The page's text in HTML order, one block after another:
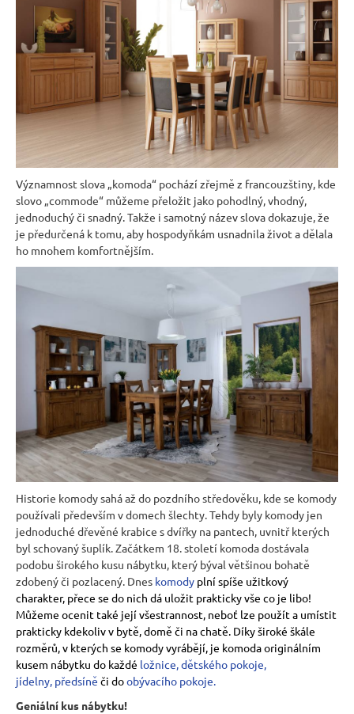
Významnost slova „komoda“ pochází zřejmě z francouzštiny, kde
slovo „commode“ můžeme přeložit jako pohodlný, vhodný,
jednoduchý či snadný. Takže i samotný název slova dokazuje, že
je předurčená k tomu, aby hospodyňkám usnadnila život a dělala
ho mnohem komfortnějším.
Historie komody sahá až do pozdního středověku, kde se komody
používali především v domech šlechty. Tehdy byly komody jen
jednoduché dřevěné krabice s dvířky na pantech, uvnitř kterých
byl schovaný šuplík. Začátkem 18. století komoda dostávala
podobu širokého kusu nábytku, který býval většinou bohatě
zdobený či pozlacený. Dnes komody plní spíše užitkový
charakter, přece se do nich dá uložit prakticky vše co je libo!
Můžeme ocenit také její všestrannost, neboť lze použít a umístit
prakticky kdekoliv v bytě, domě či na chatě. Díky široké škále
rozměrů, v kterých se komody vyrábějí, je komoda originálním
kusem nábytku do každé ložnice,dětského pokoje,
jídelny, předsíně či doobývacího pokoje.
Geniální kus nábytku!
e
j
í
t
?
u
č
u
j
e
m
e
BUKOVÁ
STOLIČKA
Z
MASIVU
MET
TAB08
ŠTOKRLE
580
Kč